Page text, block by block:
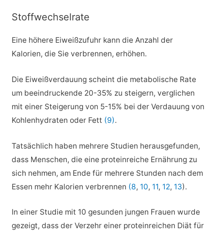
Stoffwechselrate
Eine höhere Eiweißzufuhr kann die Anzahl der
Kalorien, die Sie verbrennen, erhöhen.
Die Eiweißverdauung scheint die metabolische Rate
um beeindruckende 20-35% zu steigern, verglichen
mit einer Steigerung von 5-15% bei der Verdauung von
Kohlenhydraten oder Fett (9).
Tatsächlich haben mehrere Studien herausgefunden,
dass Menschen, die eine proteinreiche Ernährung zu
sich nehmen, am Ende für mehrere Stunden nach dem
Essen mehr Kalorien verbrennen (8, 10, 11, 12, 13).
In einer Studie mit 10 gesunden jungen Frauen wurde
gezeigt, dass der Verzehr einer proteinreichen Diät für